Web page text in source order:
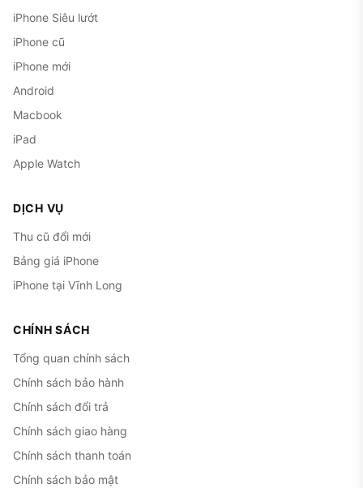
iPhone Siêu lướt
iPhone cũ
iPhone mới
Android
Macbook
iPad
Apple Watch
DỊCH VỤ
Thu cũ đổi mới
Bảng giá iPhone
iPhone tại Vĩnh Long
CHÍNH SÁCH
Tổng quan chính sách
Chính sách bảo hành
Chính sách đổi trả
Chính sách giao hàng
Chính sách thanh toán
Chính sách bảo mật